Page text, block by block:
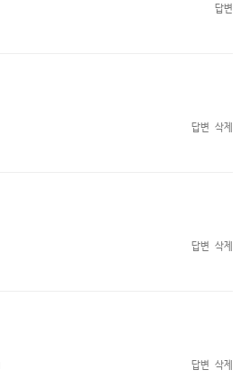
답변
답변 삭제
답변 삭제
답변 삭제